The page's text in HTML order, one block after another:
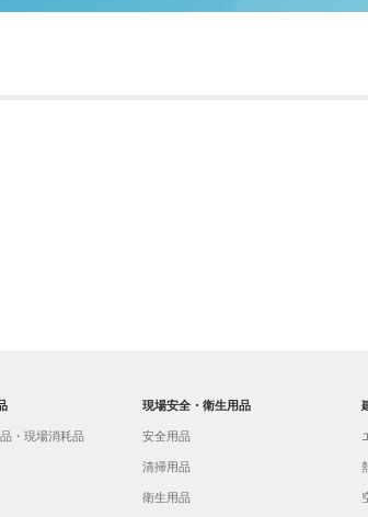
・現場消耗品
現場安全・衛生用品
安全用品
清掃用品
衛生用品